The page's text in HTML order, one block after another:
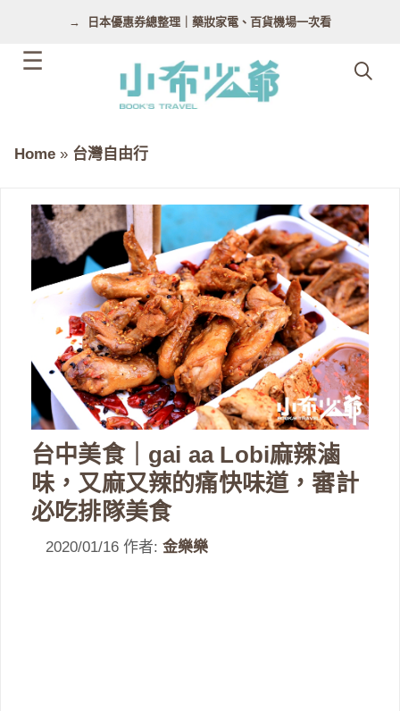
日本優惠券總整理｜藥妝家電、百貨機場一次看
Home » 台灣自由行
台中美食｜gai aa Lobi麻辣滷
味，又麻又辣的痛快味道，審計
必吃排隊美食
2020/01/16 作者: 金樂樂